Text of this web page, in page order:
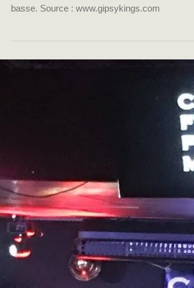
CFPM de Montpellier !
Petite vidéo amateur où on reconnait Thomas
Potrel, coordinateur du CFPM de Montpellier, à